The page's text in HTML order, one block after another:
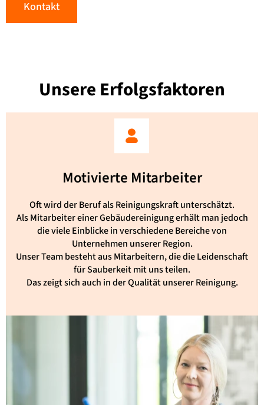
Kontakt
Unsere Erfolgsfaktoren
Motivierte Mitarbeiter
Oft wird der Beruf als Reinigungskraft unterschätzt.
Als Mitarbeiter einer Gebäudereinigung erhält man jedoch
die viele Einblicke in verschiedene Bereiche von
Unternehmen unserer Region.
Unser Team besteht aus Mitarbeitern, die die Leidenschaft
für Sauberkeit mit uns teilen.
Das zeigt sich auch in der Qualität unserer Reinigung.